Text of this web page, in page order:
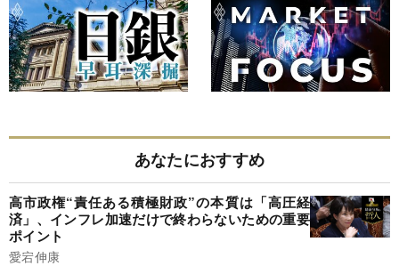
あなたにおすすめ
高市政権“責任ある積極財政”の本質は「高圧経
済」、インフレ加速だけで終わらないための重要
ポイント
愛宕伸康